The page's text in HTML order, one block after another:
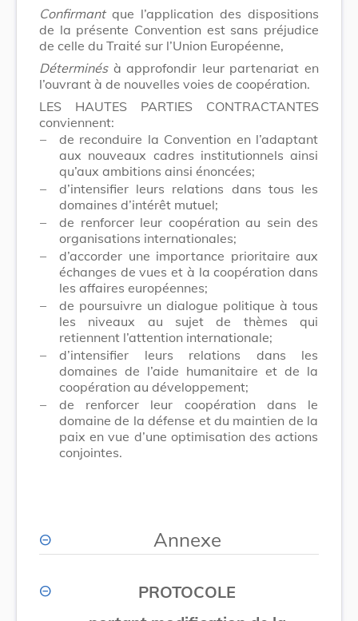
Confirmantque l’application des dispositions
de la présente Convention est sans préjudice
de celle du Traité sur l’Union Européenne,
Déterminésà approfondir leur partenariat en
l’ouvrant à de nouvelles voies de coopération.
LES HAUTES PARTIES CONTRACTANTES
conviennent:
–
de reconduire la Convention en l’adaptant
aux nouveaux cadres institutionnels ainsi
qu’aux ambitions ainsi énoncées;
–
d’intensifier leurs relations dans tous les
domaines d’intérêt mutuel;
–
de renforcer leur coopération au sein des
organisations internationales;
–
d’accorder une importance prioritaire aux
échanges de vues et à la coopération dans
les affaires européennes;
–
de poursuivre un dialogue politique à tous
les niveaux au sujet de thèmes qui
retiennent l’attention internationale;
–
d’intensifier leurs relations dans les
domaines de l’aide humanitaire et de la
coopération au développement;
–
de renforcer leur coopération dans le
domaine de la défense et du maintien de la
paix en vue d’une optimisation des actions
conjointes.
Annexe
PROTOCOLE